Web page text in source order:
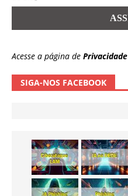
Acesse a página de Privacidade
SIGA-NOS FACEBOOK